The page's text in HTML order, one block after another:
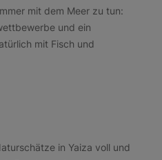
mit dem Meer zu tun:
und ein
mit Fisch und
in Yaiza voll und